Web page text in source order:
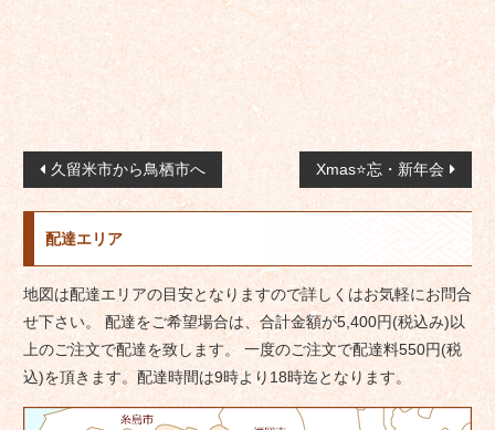
投
稿
ナ
ビ
ゲ
ー
シ
ョ
ン
久留米市から鳥栖市へ Xmas⭐忘・新年会
配達エリア
地図は配達エリアの目安となりますので詳しくはお気軽にお問合
せ下さい。 配達をご希望場合は、合計金額が5,400円(税込み)以
上のご注文で配達を致します。 一度のご注文で配達料550円(税
込)を頂きます。配達時間は9時より18時迄となります。